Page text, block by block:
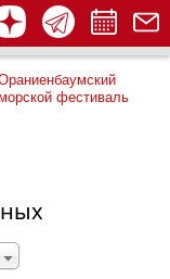
морской фестиваль